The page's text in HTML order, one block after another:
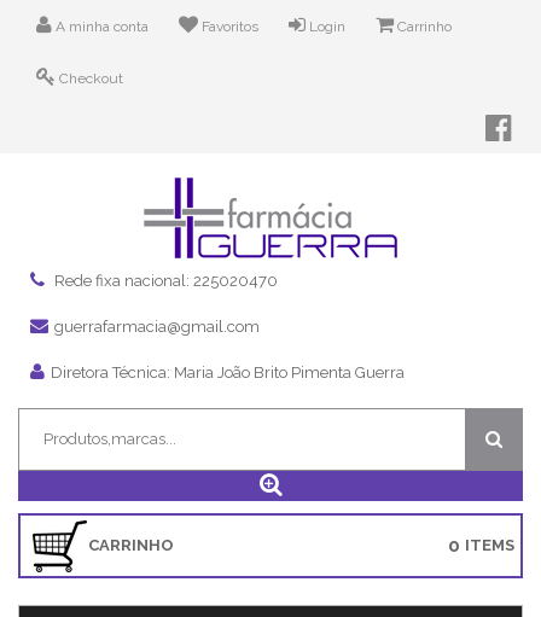
A minha conta Favoritos Login Carrinho
Checkout
Rede fixa nacional: 225020470
guerrafarmacia@gmail.com
Diretora Técnica: Maria João Brito Pimenta Guerra
CARRINHO ITEMS
0